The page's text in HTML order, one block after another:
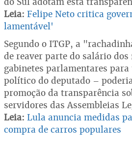
Leia: Felipe Neto critica
lamentável'
Segundo o ITGP, a
de reaver parte do salário
gabinetes parlamentares para
político do deputado –
promoção da transparência
servidores das Assembleias
Leia: Lula anuncia medidas
compra de carros populares